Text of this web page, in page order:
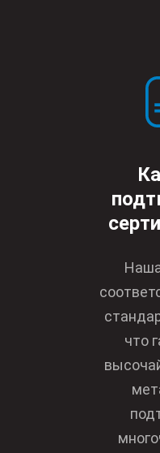
что